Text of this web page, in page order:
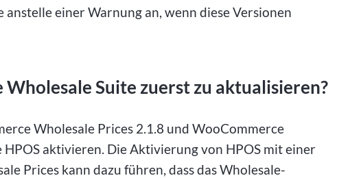
einer Warnung an, wenn diese Versionen
Suite zuerst zu aktualisieren?
Wholesale Prices 2.1.8 und WooCommerce
aktivieren. Die Aktivierung von HPOS mit einer
Prices kann dazu führen, dass das Wholesale-